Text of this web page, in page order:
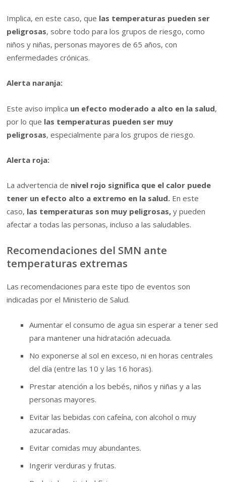
Implica, en este caso, que las temperaturas pueden ser
peligrosas, sobre todo para los grupos de riesgo, como
niños y niñas, personas mayores de 65 años, con
enfermedades crónicas.
Alerta naranja:
Este aviso implica un efecto moderado a alto en la salud,
por lo que las temperaturas pueden ser muy
peligrosas, especialmente para los grupos de riesgo.
Alerta roja:
La advertencia de nivel rojo significa que el calor puede
tener un efecto alto a extremo en la salud. En este
caso, las temperaturas son muy peligrosas, y pueden
afectar a todas las personas, incluso a las saludables.
Recomendaciones del SMN ante
temperaturas extremas
Las recomendaciones para este tipo de eventos son
indicadas por el Ministerio de Salud.
Aumentar el consumo de agua sin esperar a tener sed
para mantener una hidratación adecuada.
No exponerse al sol en exceso, ni en horas centrales
del día (entre las 10 y las 16 horas).
Prestar atención a los bebés, niños y niñas y a las
personas mayores.
Evitar las bebidas con cafeína, con alcohol o muy
azucaradas.
Evitar comidas muy abundantes.
Ingerir verduras y frutas.